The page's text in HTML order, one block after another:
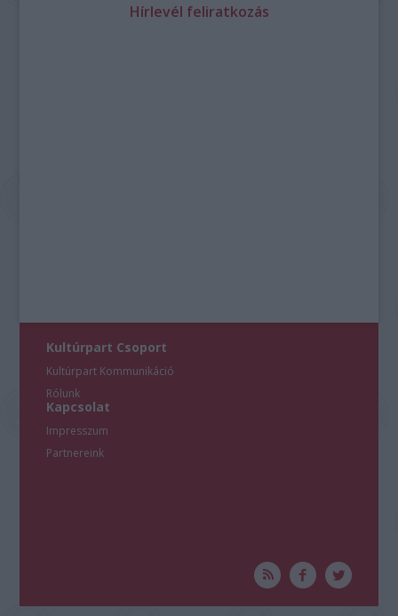
Hírlevél feliratkozás
Kultúrpart Csoport
Kultúrpart Kommunikáció
Rólunk
Kapcsolat
Impresszum
Partnereink